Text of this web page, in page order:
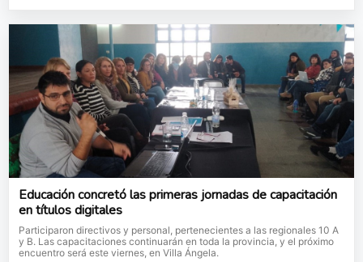
Educación concretó las primeras jornadas de capacitación
en títulos digitales
Participaron directivos y personal, pertenecientes a las regionales 10 A
y B. Las capacitaciones continuarán en toda la provincia, y el próximo
encuentro será este viernes, en Villa Ángela.